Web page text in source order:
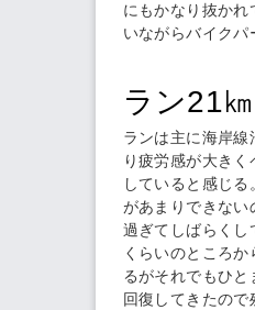
にもかなり抜か
いながらバイクパ
ラン21
ランは主に海岸
り疲労感が大き
していると感じ
があまりできない
過ぎてしばらくし
くらいのところ
るがそれでもひ
回復してきたので